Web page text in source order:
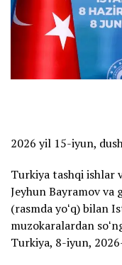
2026 yil 15-iyun,
Turkiya tashqi ishlar
Jeyhun Bayramov va
(rasmda yoʻq) bilan
muzokaralardan
Turkiya, 8-iyun,